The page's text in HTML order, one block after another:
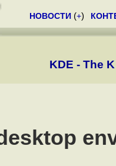
НОВОСТИ (+)
KDE - The